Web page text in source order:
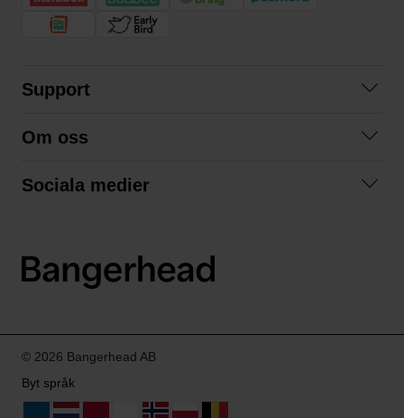
Support
Köpvillkor
Om oss
Våra fraktalternativ
Sociala medier
LinkedIn
© 2026 Bangerhead AB
Byt språk